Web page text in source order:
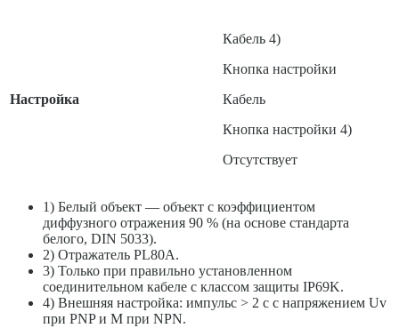
Настройка
Кабель 4)
Кнопка настройки
Кабель
Кнопка настройки 4)
Отсутствует
1) Белый объект — объект с коэффициентом
диффузного отражения 90 % (на основе стандарта
белого, DIN 5033).
2) Отражатель PL80A.
3) Только при правильно установленном
соединительном кабеле с классом защиты IP69K.
4) Внешняя настройка: импульс > 2 с с напряжением Uv
при PNP и M при NPN.